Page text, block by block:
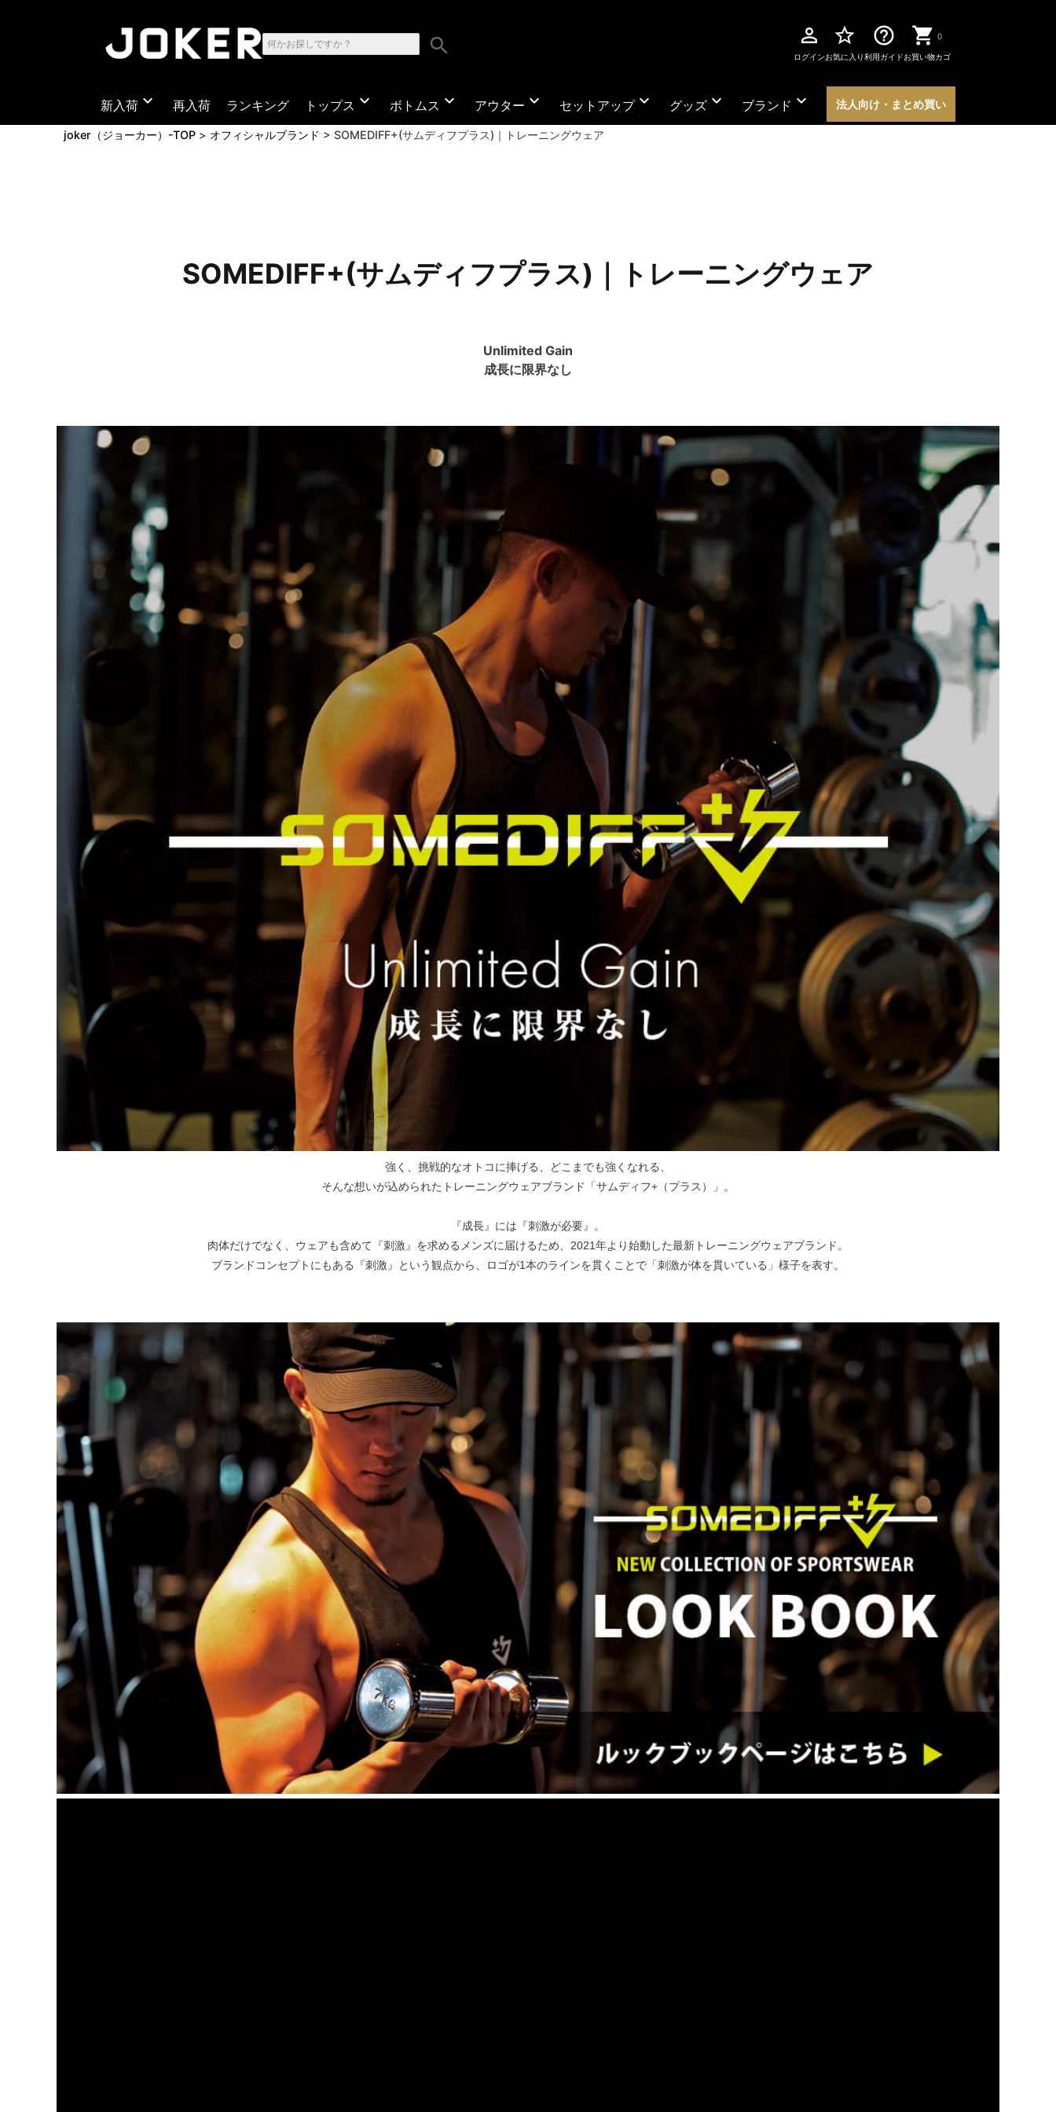
search perm_identity
ログイン
star_border
お気に入り
help_outline
利用ガイド
0
お買い物カゴ
新入荷 expand_more 再入荷 ランキング トップス expand_more ボトムス expand_more アウター expand_more セットアップexpand_more グッズ expand_more ブランド expand_more 法人向け・まとめ買い
joker（ジョーカー）-TOP オフィシャルブランド SOMEDIFF+(サムディフプラス)｜トレーニングウェア
SOMEDIFF+(サムディフプラス)｜トレーニングウェア
Unlimited Gain
成長に限界なし
強く、挑戦的なオトコに捧げる、どこまでも強くなれる、
そんな想いが込められたトレーニングウェアブランド「サムディフ+（プラス）」。
『成長』には『刺激が必要』。
肉体だけでなく、ウェアも含めて『刺激』を求めるメンズに届けるため、2021年より始動した最新トレーニングウェアブランド。
ブランドコンセプトにもある『刺激』という観点から、ロゴが1本のラインを貫くことで「刺激が体を貫いている」様子を表す。